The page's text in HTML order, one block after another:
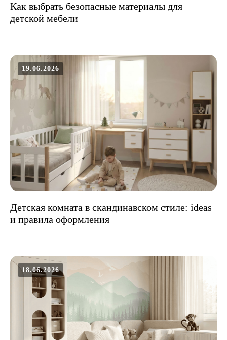
Как выбрать безопасные материалы для
детской мебели
19.06.2026
Детская комната в скандинавском стиле: ideas
и правила оформления
18.06.2026